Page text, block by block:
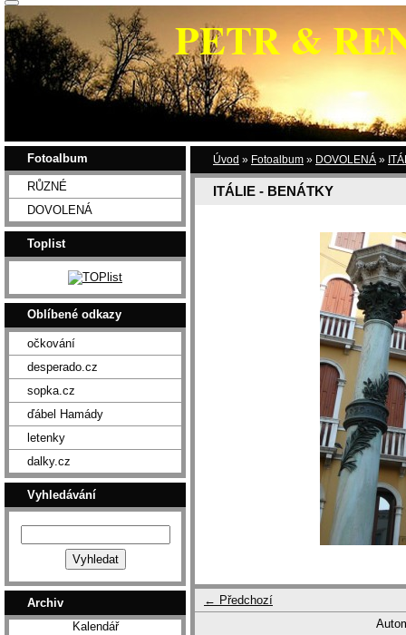
PETR &
Úvod » Fotoalbum » DOVOLENÁ »
ITÁLIE - BENÁTKY
← Předchozí
Fotoalbum
RŮZNÉ
DOVOLENÁ
Toplist
Oblíbené odkazy
očkování
desperado.cz
sopka.cz
ďábel Hamády
letenky
dalky.cz
Vyhledávání
Archiv
Kalendář